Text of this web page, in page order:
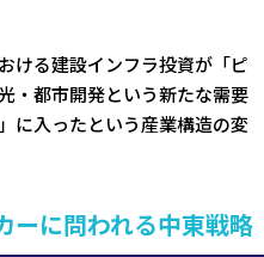
ける建設インフラ投資が「ピ
・都市開発という新たな需要
に入ったという産業構造の変
ーに問われる中東戦略